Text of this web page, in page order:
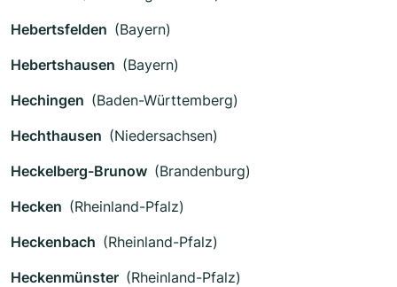
Hebertsfelden (Bayern)
Hebertshausen (Bayern)
Hechingen (Baden-Württemberg)
Hechthausen (Niedersachsen)
Heckelberg-Brunow (Brandenburg)
Hecken (Rheinland-Pfalz)
Heckenbach (Rheinland-Pfalz)
Heckenmünster (Rheinland-Pfalz)